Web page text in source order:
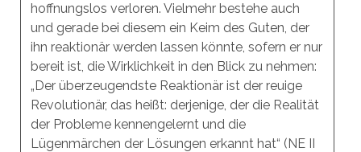
hoffnungslos verloren. Vielmehr bestehe auch
und gerade bei diesem ein Keim des Guten, der
ihn reaktionär werden lassen könnte, sofern er nur
bereit ist, die Wirklichkeit in den Blick zu nehmen:
„Der überzeugendste Reaktionär ist der reuige
Revolutionär, das heißt: derjenige, der die Realität
der Probleme kennengelernt und die
Lügenmärchen der Lösungen erkannt hat“ (NE II